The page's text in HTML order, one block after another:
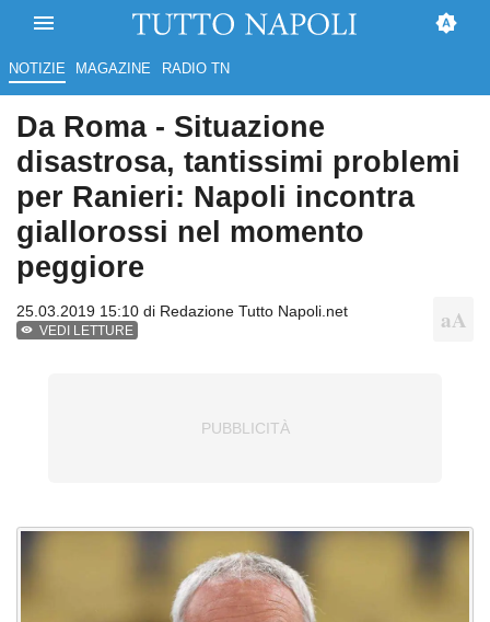
NOTIZIE MAGAZINE RADIO TN
Da Roma - Situazione
disastrosa, tantissimi problemi
per Ranieri: Napoli incontra
giallorossi nel momento
peggiore
25.03.2019 15:10 di Redazione Tutto Napoli.net
VEDI LETTURE